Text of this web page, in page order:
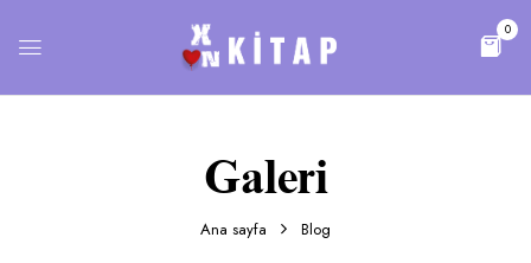
0
Galeri
Ana sayfa Blog